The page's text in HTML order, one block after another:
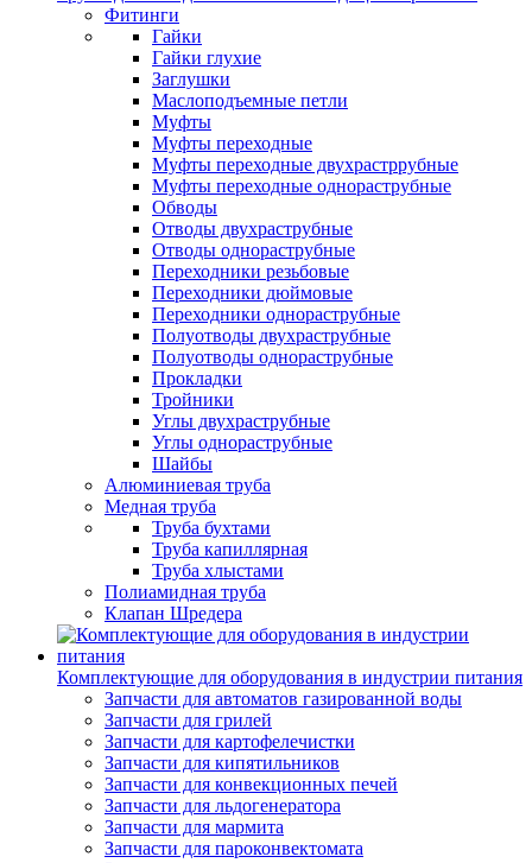
Фитинги
Гайки
Гайки глухие
Заглушки
Маслоподъемные петли
Муфты
Муфты переходные
Муфты переходные двухрастррубные
Муфты переходные однораструбные
Обводы
Отводы двухраструбные
Отводы однораструбные
Переходники резьбовые
Переходники дюймовые
Переходники однораструбные
Полуотводы двухраструбные
Полуотводы однораструбные
Прокладки
Тройники
Углы двухраструбные
Углы однораструбные
Шайбы
Алюминиевая труба
Медная труба
Труба бухтами
Труба капиллярная
Труба хлыстами
Полиамидная труба
Клапан Шредера
Комплектующие для оборудования в индустрии питания
Запчасти для автоматов газированной воды
Запчасти для грилей
Запчасти для картофелечистки
Запчасти для кипятильников
Запчасти для конвекционных печей
Запчасти для льдогенератора
Запчасти для мармита
Запчасти для пароконвектомата